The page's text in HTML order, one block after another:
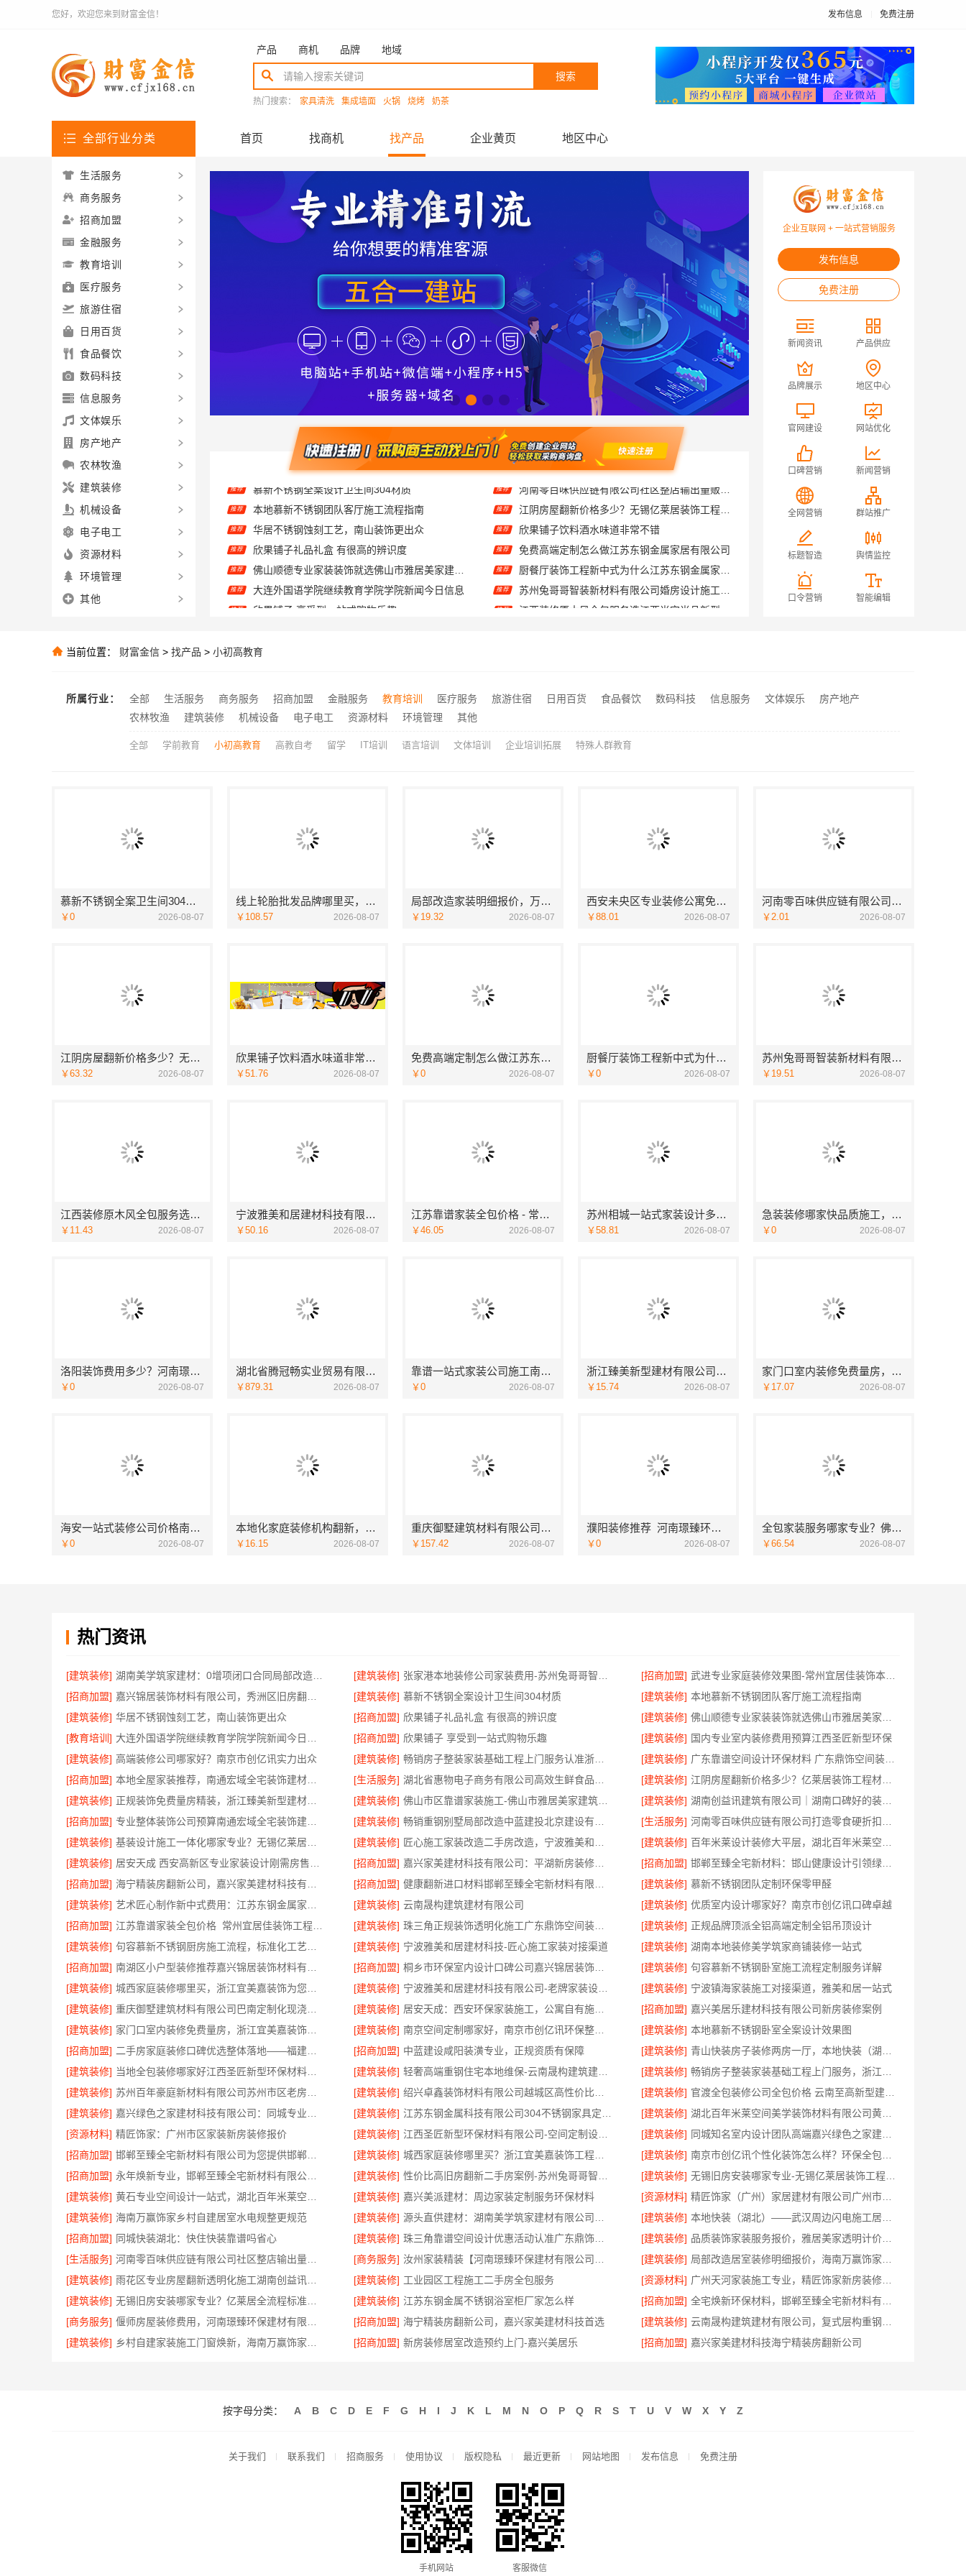
您好，欢迎您来到财富金信！ 发布信息 免费注册
产品 商机 品牌 地域
搜索
热门搜索： 家具清洗 集成墙面 火锅 烧烤 奶茶
全部行业分类 首页 找商机 找产品 企业黄页 地区中心
推荐 本地慕新不锈钢团队客厅施工流程指南
推荐 华居不锈钢蚀刻工艺，南山装饰更出众
推荐 欣果铺子礼品礼盒 有很高的辨识度
推荐
推荐 大连外国语学院继续教育学院学院新闻今日信息
推荐 欣果铺子 享受到一站式购物乐趣
推荐
推荐 嘉兴锦居装饰材料有限公司，秀洲区旧房翻新室内设计哪家好
推荐 慕新不锈钢全案设计卫生间304材质
推荐 江阴房屋翻新价格多少？无锡亿莱居装饰工程材料有限公司全流程品控
推荐 欣果铺子饮料酒水味道非常不错
推荐 免费高端定制怎么做江苏东钢金属家居有限公司
推荐 厨餐厅装饰工程新中式为什么江苏东钢金属家居有限公司
推荐 苏州兔哥哥智装新材料有限公司婚房设计施工一体化
推荐 江西装修原木风全包服务选江西尚宅尚品新型环保材料有限公司
推荐 西安未央区专业装修公寓免费量房居安天成
企业互联网 + 一站式营销服务
发布信息
免费注册
新闻资讯 产品供应
品牌展示 地区中心
官网建设 网站优化
口碑营销 新闻营销
全网营销 群站推广
标题智造 舆情监控
口令营销 智能编辑
生活服务
商务服务
招商加盟
金融服务
教育培训
医疗服务
旅游住宿
日用百货
食品餐饮
数码科技
信息服务
文体娱乐
房产地产
农林牧渔
建筑装修
机械设备
电子电工
资源材料
环境管理
其他
当前位置： 财富金信 > 找产品 > 小初高教育
所属行业： 全部 生活服务 商务服务 招商加盟 金融服务 教育培训 医疗服务 旅游住宿 日用百货 食品餐饮 数码科技 信息服务 文体娱乐
房产地产
农林牧渔
建筑装修 机械设备 电子电工 资源材料 环境管理 其他
全部 学前教育 小初高教育 高教自考 留学 IT培训 语言培训 文体培训 企业培训拓展 特殊人群教育
慕新不锈钢全案卫生间304材质
￥0 2026-08-07
线上轮胎批发品牌哪里买，湖北省腾冠畅实业贸易有限公司一手货源
￥108.57 2026-08-07
局部改造家装明细报价，万赢饰家新型建筑材料有限公司精准核算
￥19.32 2026-08-07
西安未央区专业装修公寓免费量房居安天成
￥88.01 2026-08-07
河南零百味供应链有限公司社区整店输出量贩零食适配全场景
￥2.01 2026-08-07
江阴房屋翻新价格多少？无锡亿莱居装饰工程材料有限公司全流程品控
￥63.32 2026-08-07
欣果铺子饮料酒水味道非常不错
￥51.76 2026-08-07
免费高端定制怎么做江苏东钢金属家居有限公司
￥0 2026-08-07
厨餐厅装饰工程新中式为什么江苏东钢金属家居有限公司
￥0 2026-08-07
苏州兔哥哥智装新材料有限公司婚房设计施工一体化
￥19.51 2026-08-07
江西装修原木风全包服务选江西尚宅尚品新型环保材料有限公司
￥11.43 2026-08-07
宁波雅美和居建材科技有限公司-余姚家装设计到店咨询
￥50.16 2026-08-07
江苏靠谱家装全包价格 - 常州宜居佳装饰
￥46.05 2026-08-07
苏州相城一站式家装设计多少钱拎包入住苏州百年豪庭新材料有限公司
￥58.81 2026-08-07
急装装修哪家快品质施工，同城快装省心
￥0 2026-08-07
洛阳装饰费用多少？河南璟臻环保建材有限公司透明报价
￥0 2026-08-07
湖北省腾冠畅实业贸易有限公司：专业轮胎批发平台解决方案
￥879.31 2026-08-07
靠谱一站式家装公司施工南通宏域全宅装饰建材有限公司
￥0 2026-08-07
浙江臻美新型建材有限公司：正规装修质保学区房
￥15.74 2026-08-07
家门口室内装修免费量房，浙江宜美嘉装饰贴心服务
￥17.07 2026-08-07
海安一站式装修公司价格南通宏域全宅装饰建材有限公司预算
￥0 2026-08-07
本地化家庭装修机构翻新，嘉兴绿色之家建材科技有限公司
￥16.15 2026-08-07
重庆御墅建筑材料有限公司：本地别墅建造优惠活动抗震防风
￥157.42 2026-08-07
濮阳装修推荐_河南璟臻环保建材有限公司本土深耕全流程一体化服务
￥0 2026-08-07
全包家装服务哪家专业？佛山市雅居美家装饰源头工厂直供服务
￥66.54 2026-08-07
热门资讯
[建筑装修] [建筑装修] [招商加盟]
[招商加盟]
[建筑装修] 慕新不锈钢全案设计卫生间304材质 [建筑装修] 本地慕新不锈钢团队客厅施工流程指南
[建筑装修] 华居不锈钢蚀刻工艺，南山装饰更出众 [招商加盟] 欣果铺子礼品礼盒 有很高的辨识度 [建筑装修]
[教育培训]
[招商加盟] 欣果铺子 享受到一站式购物乐趣 [建筑装修] 国内专业室内装修费用预算江西圣匠新型环保
[建筑装修] 高端装修公司哪家好？南京市创亿讯实力出众 [建筑装修] [建筑装修]
[招商加盟]
[生活服务] [建筑装修]
[建筑装修]
[建筑装修] [建筑装修]
[招商加盟]
[建筑装修] [生活服务]
[建筑装修]
[建筑装修] [建筑装修]
[建筑装修]
[招商加盟] [招商加盟]
[招商加盟]
[招商加盟] [建筑装修] 慕新不锈钢团队定制环保零甲醛
[建筑装修]
[建筑装修] 云南晟构建筑建材有限公司 [建筑装修] 优质室内设计哪家好？南京市创亿讯口碑卓越
[招商加盟]
[建筑装修] [建筑装修] 正规品牌顶派全铝高端定制全铝吊顶设计
[建筑装修]
[建筑装修] 宁波雅美和居建材科技-匠心施工家装对接渠道 [建筑装修] 湖南本地装修美学筑家商铺装修一站式
[招商加盟]
[招商加盟] [建筑装修] 句容慕新不锈钢卧室施工流程定制服务详解
[建筑装修]
[建筑装修] [建筑装修] 宁波镇海家装施工对接渠道，雅美和居一站式
[建筑装修]
[建筑装修] [招商加盟] 嘉兴美居乐建材科技有限公司新房装修案例
[建筑装修]
[建筑装修] [建筑装修] 本地慕新不锈钢卧室全案设计效果图
[招商加盟]
[招商加盟] 中蓝建设咸阳装潢专业，正规资质有保障 [建筑装修]
[建筑装修]
[建筑装修] [建筑装修]
[建筑装修]
[建筑装修] [建筑装修]
[建筑装修]
[建筑装修] [建筑装修]
[资源材料] 精匠饰家：广州市区家装新房装修报价 [建筑装修] [建筑装修]
[招商加盟]
[建筑装修] [建筑装修]
[招商加盟]
[建筑装修] [建筑装修]
[建筑装修]
[建筑装修] 嘉兴美派建材：周边家装定制服务环保材料 [资源材料]
[建筑装修] 海南万赢饰家乡村自建居室水电规整更规范 [建筑装修] [建筑装修]
[招商加盟] 同城快装湖北：快住快装靠谱吗省心 [建筑装修] [建筑装修]
[生活服务]
[商务服务] [建筑装修]
[建筑装修]
[建筑装修] 工业园区工程施工二手房全包服务 [资源材料]
[建筑装修]
[建筑装修] 江苏东钢金属不锈钢浴室柜厂家怎么样 [招商加盟]
[商务服务]
[招商加盟] 海宁精装房翻新公司，嘉兴家美建材科技首选 [建筑装修]
[建筑装修]
[招商加盟] 新房装修居室改造预约上门-嘉兴美居乐 [招商加盟] 嘉兴家美建材科技海宁精装房翻新公司
按字母分类： A B C D E F G H I J K L M N O P Q R S T U V W X Y Z
关于我们 联系我们 招商服务 使用协议 版权隐私 最近更新 网站地图 发布信息 免费注册
手机网站 客服微信